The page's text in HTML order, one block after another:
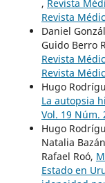
, Revista
Revista
Daniel
Guido Berro
Revista
Revista
Hugo
La autopsia
Vol. 19 Núm.
Hugo
Natalia
Rafael Roó,
Estado en